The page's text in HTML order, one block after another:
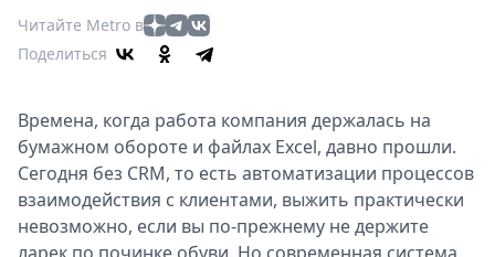
Туризм
Мода
Афиша
Книги
Выставки
Пресс-
Читайте Metro в
Поделиться
Времена, когда работа компания держалась на
бумажном обороте и файлах Excel, давно прошли.
Сегодня без CRM, то есть автоматизации процессов
взаимодействия с клиентами, выжить практически
невозможно, если вы по-прежнему не держите